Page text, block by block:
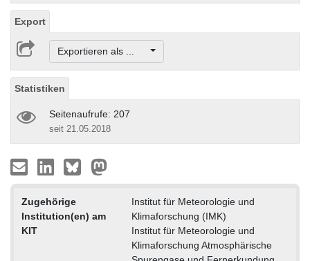
Export
Exportieren als ...
Statistiken
Seitenaufrufe: 207
seit 21.05.2018
Zugehörige
Institution(en) am
KIT
Institut für Meteorologie und
Klimaforschung (IMK)
Institut für Meteorologie und
Klimaforschung Atmosphärische